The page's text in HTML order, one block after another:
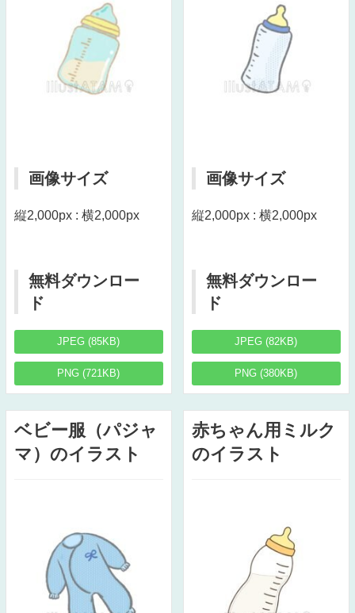
画像サイズ
縦2,000px : 横2,000px
無料ダウンロー
ド
JPEG (85KB)
PNG (721KB)
画像サイズ
縦2,000px : 横2,000px
無料ダウンロー
ド
JPEG (82KB)
PNG (380KB)
ベビー服（パジャ
マ）のイラスト
赤ちゃん用ミルク
のイラスト